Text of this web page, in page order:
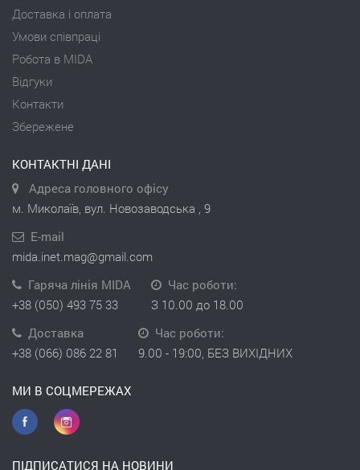
Доставка і оплата
Умови співпраці
Робота в MIDA
Відгуки
Контакти
Збережене
КОНТАКТНІ ДАНІ
Адреса головного офісу
м. Миколаїв, вул. Новозаводська , 9
E-mail
mida.inet.mag@gmail.com
Гаряча лінія MIDA
+38 (050) 493 75 33
Час роботи:
З 10.00 до 18.00
Доставка
+38 (066) 086 22 81
Час роботи:
9.00 - 19:00, БЕЗ ВИХІДНИХ
МИ В СОЦМЕРЕЖАХ
ПІДПИСАТИСЯ НА НОВИНИ